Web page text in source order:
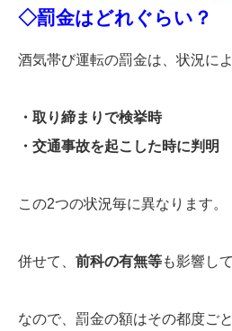
◇罰金はどれぐらい？
酒気帯び運転の罰金は、状況に
・取り締まりで検挙時
・交通事故を起こした時に判明
この2つの状況毎に異なります。
併せて、 前科の有無等も影響し
なので、罰金の額はその都度ご